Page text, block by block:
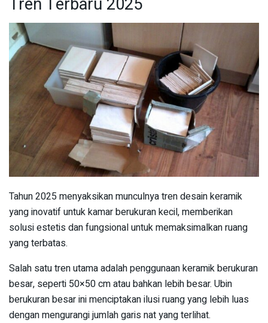
Tahun 2025 menyaksikan munculnya tren desain keramik
yang inovatif untuk kamar berukuran kecil, memberikan
solusi estetis dan fungsional untuk memaksimalkan ruang
yang terbatas.
Salah satu tren utama adalah penggunaan keramik berukuran
besar, seperti 50×50 cm atau bahkan lebih besar. Ubin
berukuran besar ini menciptakan ilusi ruang yang lebih luas
dengan mengurangi jumlah garis nat yang terlihat.